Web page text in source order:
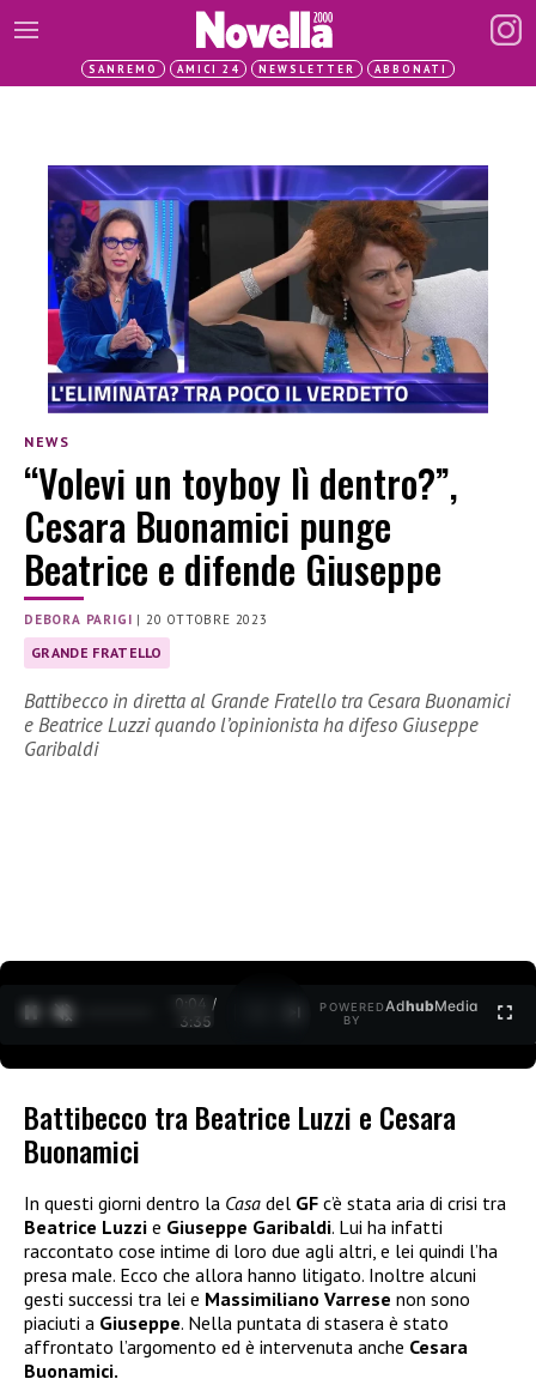
SANREMO AMICI 24 NEWSLETTER ABBONATI
NEWS
“Volevi un toyboy lì dentro?”,
Cesara Buonamici punge
Beatrice e difende Giuseppe
DEBORA PARIGI | 20 OTTOBRE 2023
GRANDE FRATELLO
Battibecco in diretta al Grande Fratello tra Cesara Buonamici
e Beatrice Luzzi quando l’opinionista ha difeso Giuseppe
Garibaldi
0:05 /
3:35
POWERED
BY
AdhubMedia
Battibecco tra Beatrice Luzzi e Cesara
Buonamici
In questi giorni dentro la Casa del GF c’è stata aria di crisi tra
Beatrice Luzzi e Giuseppe Garibaldi. Lui ha infatti
raccontato cose intime di loro due agli altri, e lei quindi l’ha
presa male. Ecco che allora hanno litigato. Inoltre alcuni
gesti successi tra lei e Massimiliano Varrese non sono
piaciuti a Giuseppe. Nella puntata di stasera è stato
affrontato l’argomento ed è intervenuta anche Cesara
Buonamici.